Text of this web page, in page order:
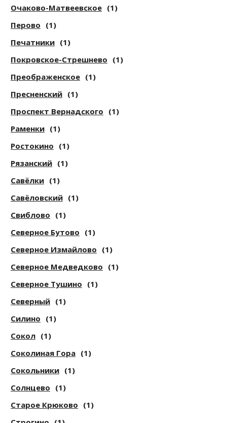
Очаково-Матвеевское (1)
Перово (1)
Печатники (1)
Покровское-Стрешнево (1)
Преображенское (1)
Пресненский (1)
Проспект Вернадского (1)
Раменки (1)
Ростокино (1)
Рязанский (1)
Савёлки (1)
Савёловский (1)
Свиблово (1)
Северное Бутово (1)
Северное Измайлово (1)
Северное Медведково (1)
Северное Тушино (1)
Северный (1)
Силино (1)
Сокол (1)
Соколиная Гора (1)
Сокольники (1)
Солнцево (1)
Старое Крюково (1)